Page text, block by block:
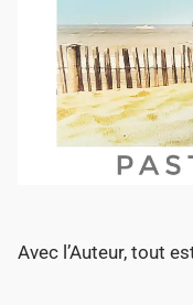
Avec l’Auteur, tout